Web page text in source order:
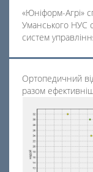
«Юніформ-Агрі»
Уманського НУС
систем
Ортопедичний
разом